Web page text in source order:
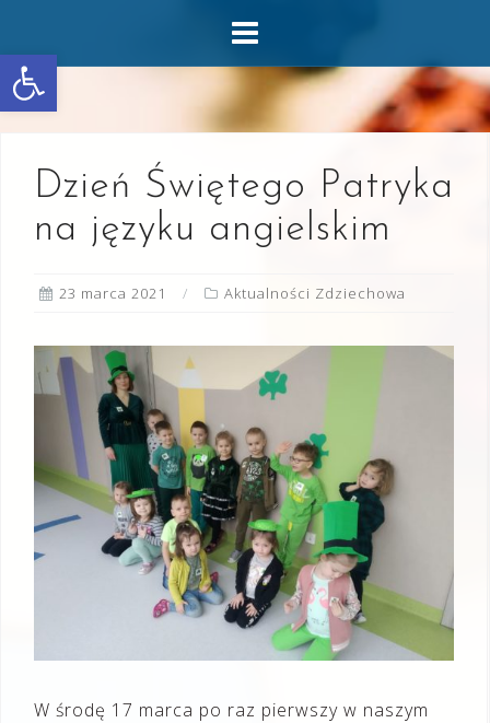
Otwórz pasek narzędzi
content
Dzień Świętego Patryka
na języku angielskim
23 marca 2021 Aktualności Zdziechowa
W środę 17 marca po raz pierwszy w naszym